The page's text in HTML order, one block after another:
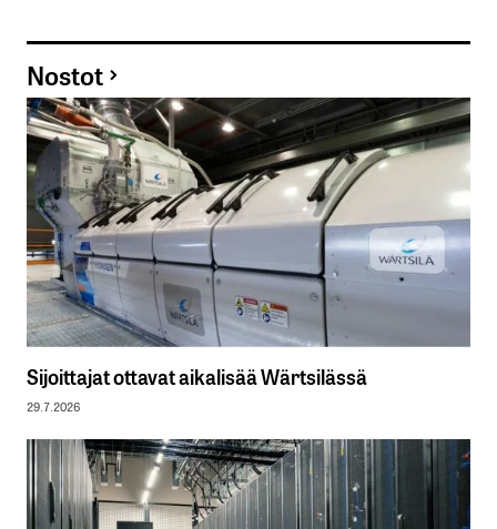
Nostot
Sijoittajat ottavat aikalisää Wärtsilässä
29.7.2026